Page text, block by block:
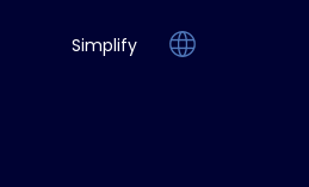
Simplify